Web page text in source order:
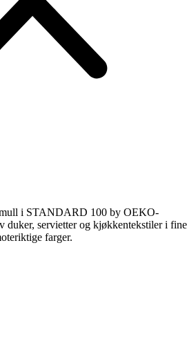
i STANDARD 100 by OEKO-
duker, servietter og kjøkkentekstiler i fine
farger.